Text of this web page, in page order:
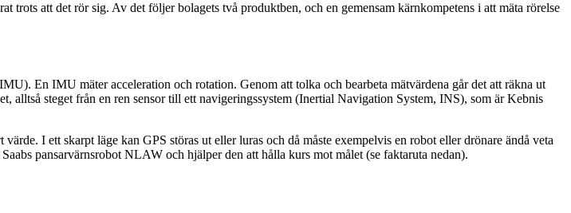
att det rör sig. Av det följer bolagets två produktben, och en gemensam kärnkompetens i att mäta rörelse
En IMU mäter acceleration och rotation. Genom att tolka och bearbeta mätvärdena går det att räkna ut
alltså steget från en ren sensor till ett navigeringssystem (Inertial Navigation System, INS), som är Kebnis
I ett skarpt läge kan GPS störas ut eller luras och då måste exempelvis en robot eller drönare ändå veta
pansarvärnsrobot NLAW och hjälper den att hålla kurs mot målet (se faktaruta nedan).